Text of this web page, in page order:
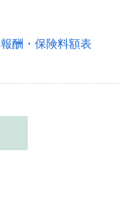
酬・保険料額表